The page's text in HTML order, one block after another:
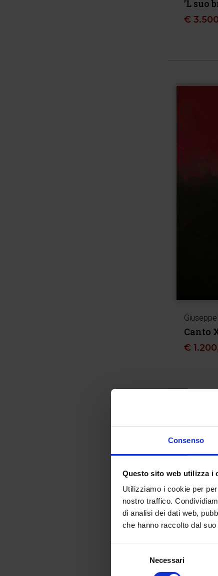
Consenso
Questo sito web utilizza i
Utilizziamo i cookie per
nostro traffico.
di analisi dei dati web,
che hanno raccolto dal
Necessari
’L suo
€
Canto
€